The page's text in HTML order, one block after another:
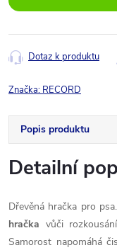
Dotaz k produktu
Značka: RECORD
Popis produktu
Detailní
Dřevěná hračka pro
hračka vůči
Samorost napomáhá